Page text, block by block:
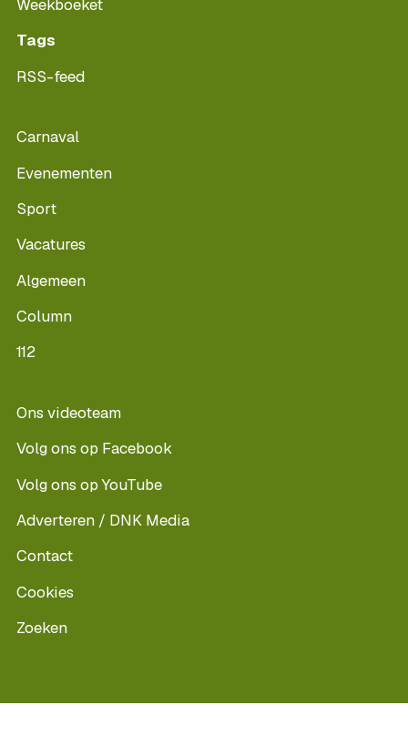
Weekboeket
Tags
RSS-feed
Carnaval
Evenementen
Sport
Vacatures
Algemeen
Column
112
Ons videoteam
Volg ons op Facebook
Volg ons op YouTube
Adverteren / DNK Media
Contact
Cookies
Zoeken